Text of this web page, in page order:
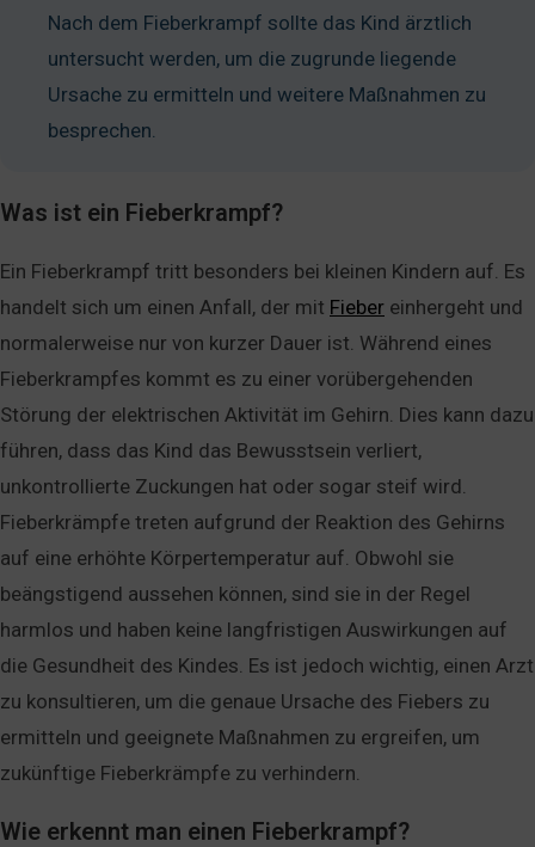
Nach dem Fieberkrampf sollte das Kind ärztlich
untersucht werden, um die zugrunde liegende
Ursache zu ermitteln und weitere Maßnahmen zu
besprechen.
Was ist ein Fieberkrampf?
Ein Fieberkrampf tritt besonders bei kleinen Kindern auf. Es
handelt sich um einen Anfall, der mit Fieber einhergeht und
normalerweise nur von kurzer Dauer ist. Während eines
Fieberkrampfes kommt es zu einer vorübergehenden
Störung der elektrischen Aktivität im Gehirn. Dies kann dazu
führen, dass das Kind das Bewusstsein verliert,
unkontrollierte Zuckungen hat oder sogar steif wird.
Fieberkrämpfe treten aufgrund der Reaktion des Gehirns
auf eine erhöhte Körpertemperatur auf. Obwohl sie
beängstigend aussehen können, sind sie in der Regel
harmlos und haben keine langfristigen Auswirkungen auf
die Gesundheit des Kindes. Es ist jedoch wichtig, einen Arzt
zu konsultieren, um die genaue Ursache des Fiebers zu
ermitteln und geeignete Maßnahmen zu ergreifen, um
zukünftige Fieberkrämpfe zu verhindern.
Wie erkennt man einen Fieberkrampf?